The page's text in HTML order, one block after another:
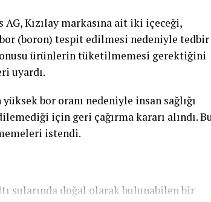
Kızılay markasına ait iki içeceği,
(boron) tespit edilmesi nedeniyle tedbir
ürünlerin tüketilmemesi gerektiğini
uyardı.
bor oranı nedeniyle insan sağlığı
için geri çağırma kararı alındı.
istendi.
sularında doğal olarak bulunabilen bir